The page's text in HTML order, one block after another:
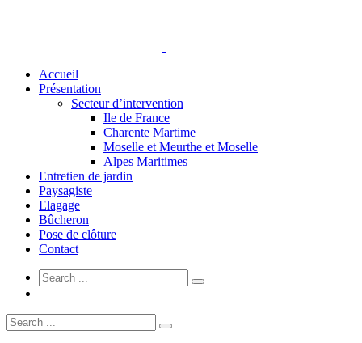
Accueil
Présentation
Secteur d’intervention
Ile de France
Charente Martime
Moselle et Meurthe et Moselle
Alpes Maritimes
Entretien de jardin
Paysagiste
Elagage
Bûcheron
Pose de clôture
Contact